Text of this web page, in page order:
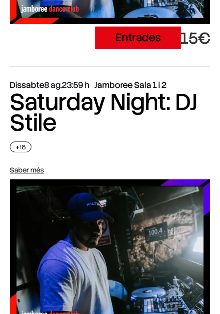
Entrades 15€
Dissabte8 ag.23:59 Jamboree Sala 1 i 2
Saturday Night: DJ
Stile
+18
Saber més